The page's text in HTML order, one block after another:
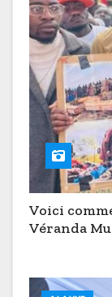
Voici
Véranda